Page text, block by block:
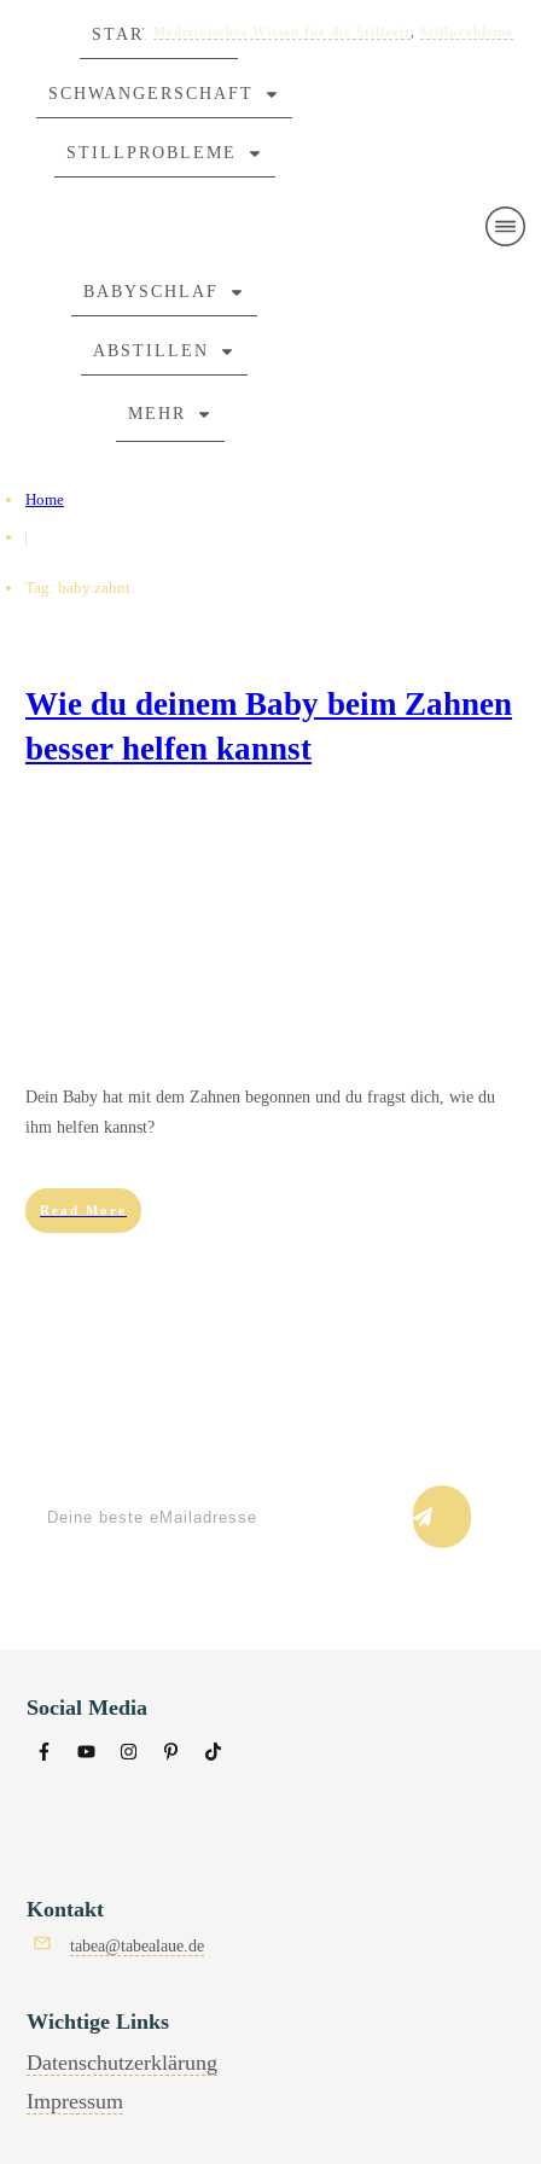
STARTE HIER
SCHWANGERSCHAFT
STILLPROBLEME
BABYSCHLAF
ABSTILLEN
MEHR
Home
|
Tag: baby zahnt
Wie du deinem Baby beim Zahnen
besser helfen kannst
Medizinisches Wissen für die Stillzeit Stillprobleme
Dein Baby hat mit dem Zahnen begonnen und du fragst dich, wie du
ihm helfen kannst?
Read More
Social Media
Kontakt
tabea@tabealaue.de
Wichtige Links
Datenschutzerklärung
Impressum